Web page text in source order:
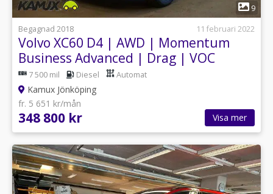
9
Begagnad 2018
11 februari 2022
Volvo XC60 D4 | AWD | Momentum
Business Advanced | Drag | VOC
|190HK
7 500 mil Diesel Automat
Kamux Jönköping
fr. 5 651 kr/mån
348 800 kr Visa mer